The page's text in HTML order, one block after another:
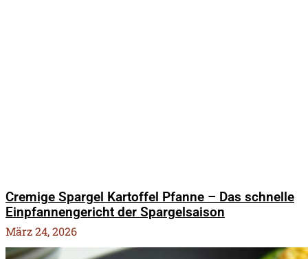
Cremige Spargel Kartoffel Pfanne – Das schnelle
Einpfannengericht der Spargelsaison
März 24, 2026